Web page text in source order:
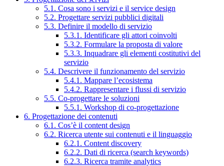
5.1. Cosa sono i servizi e il service design
5.2. Progettare servizi pubblici digitali
5.3. Definire il modello di servizio
5.3.1. Identificare gli attori coinvolti
5.3.2. Formulare la proposta di valore
5.3.3. Inquadrare gli elementi costitutivi del
servizio
5.4. Descrivere il funzionamento del servizio
5.4.1. Mappare l’ecosistema
5.4.2. Rappresentare i flussi di servizio
5.5. Co-progettare le soluzioni
5.5.1. Workshop di co-progettazione
6. Progettazione dei contenuti
6.1. Cos’è il content design
6.2. Ricerca utente sui contenuti e il linguaggio
6.2.1. Content discovery
6.2.2. Dati di ricerca (search keywords)
6.2.3. Ricerca tramite analytics